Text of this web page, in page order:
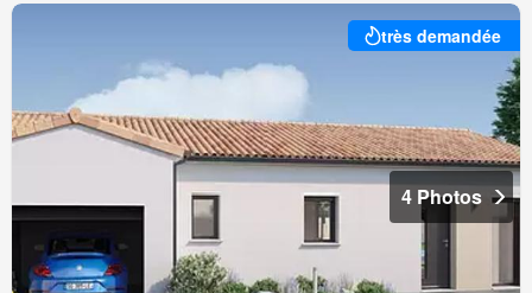
très demandée
4 Photos